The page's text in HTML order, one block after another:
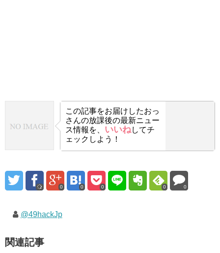
この記事をお届けしたおっ
さんの放課後の最新ニュー
ス情報を、 いいねしてチ
ェックしよう！
0 0 0 0 0
@49hackJp
関連記事